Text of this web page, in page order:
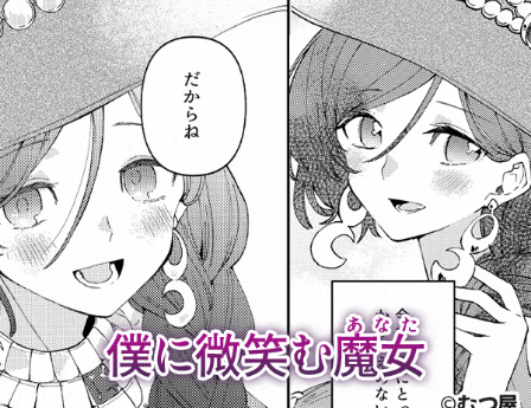
【画像】70過ぎてからドラクエ10を始めた父が急逝→
娘が活動...
【画像】女子大生「花火見に行ったよ」→花火を見せ
たいのか自分...
【放送事故】フジテレビ、女子大生を大量投入して闇
深エロ番組ｗ...
【速報】ひろゆき、離婚へｗｗｗ
某バラエティに出演した偏差値70エリート軍団、「こ
んな好感度...
茨城県、群馬県のパスポートを『丸パクリ』して発行
へ！ 知事「...
本物のスパイ、政府批判どころか「むしろ政府の味
方」を演じて潜...
カープ〝屈辱〟横浜に3タテされ5連敗。鈴木健矢6回1
失点快投...
【ウマ娘】スティルと別れた後にハローさんと飲みに